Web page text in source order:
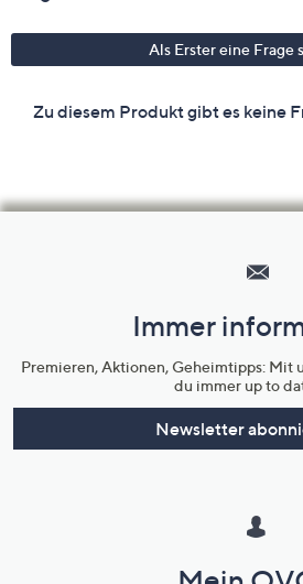
Immer
Premieren, Aktionen, Geheimtipps: Mit
du immer up to
Newsletter